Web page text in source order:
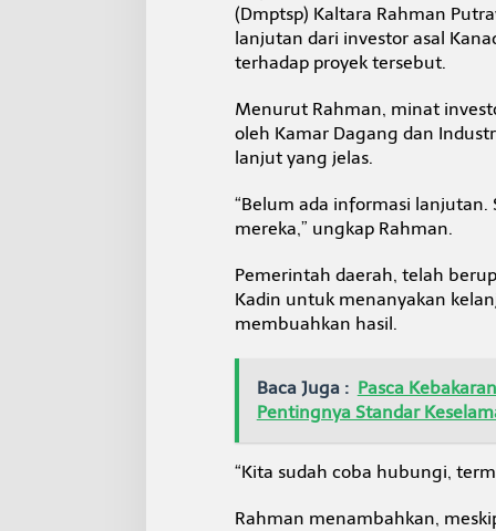
(Dmptsp) Kaltara Rahman
lanjutan dari investor asal
terhadap proyek tersebut.
Menurut Rahman, minat
oleh Kamar Dagang dan
lanjut yang jelas.
“Belum ada informasi
mereka,” ungkap Rahman.
Pemerintah daerah, telah
Kadin untuk menanyakan
membuahkan hasil.
Baca Juga : Pasca
Pentingnya Standar
“Kita sudah coba hubungi,
Rahman menambahkan,